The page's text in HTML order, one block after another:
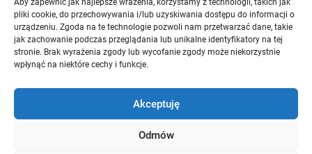
Aby zapewnić jak najlepsze wrażenia, korzystamy z technologii, takich jak
pliki cookie, do przechowywania i/lub uzyskiwania dostępu do informacji o
urządzeniu. Zgoda na te technologie pozwoli nam przetwarzać dane, takie
jak zachowanie podczas przeglądania lub unikalne identyfikatory na tej
stronie. Brak wyrażenia zgody lub wycofanie zgody może niekorzystnie
wpłynąć na niektóre cechy i funkcje.
Akceptuję
Odmów
Praca
Turystyka
Wiadomości